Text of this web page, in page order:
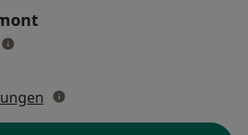
Spezialisierungen